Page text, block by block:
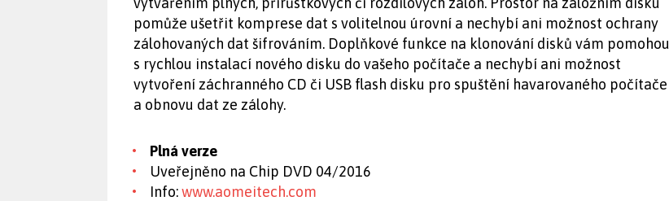
pomůže ušetřit komprese dat s volitelnou úrovní a nechybí ani možnost ochrany
zálohovaných dat šifrováním. Doplňkové funkce na klonování disků vám pomohou
s rychlou instalací nového disku do vašeho počítače a nechybí ani možnost
vytvoření záchranného CD či USB flash disku pro spuštění havarovaného počítače
a obnovu dat ze zálohy.
Plná verze
Uveřejněno na Chip DVD 04/2016
Info:www.aomeitech.com